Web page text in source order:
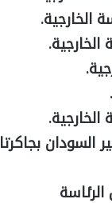
الخارجية.
الخارجية.
بجاكرتا